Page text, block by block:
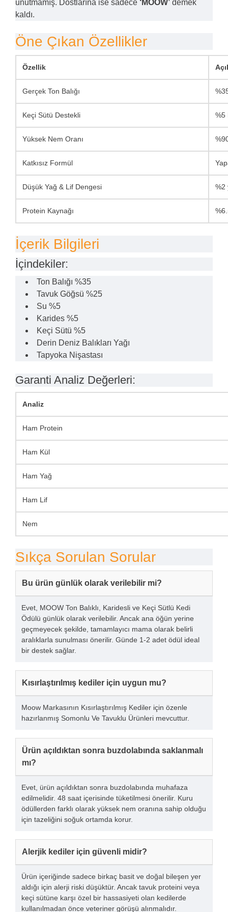
unutmamış. Dostlarına ise sadece ‘MOOW’ demek
kaldı.
Öne Çıkan Özellikler
Özellik
Gerçek Ton Balığı
Keçi Sütü Destekli %5
Yüksek Nem Oranı
Katkısız Formül
Düşük Yağ & Lif Dengesi %2
Protein Kaynağı
İçerik Bilgileri
İçindekiler:
Ton Balığı %35
Tavuk Göğsü %25
Su %5
Karides %5
Keçi Sütü %5
Derin Deniz Balıkları Yağı
Tapyoka Nişastası
Garanti Analiz Değerleri:
Analiz
Ham Protein
Ham Kül
Ham Yağ
Ham Lif
Nem
Sıkça Sorulan Sorular
Bu ürün günlük olarak verilebilir mi?
Evet, MOOW Ton Balıklı, Karidesli ve Keçi Sütlü Kedi
Ödülü günlük olarak verilebilir. Ancak ana öğün yerine
geçmeyecek şekilde, tamamlayıcı mama olarak belirli
aralıklarla sunulması önerilir. Günde 1-2 adet ödül ideal
bir destek sağlar.
Kısırlaştırılmış kediler için uygun mu?
Moow Markasının Kısırlaştırılmış Kediler için özenle
hazırlanmış Somonlu Ve Tavuklu Ürünleri mevcuttur.
Ürün açıldıktan sonra buzdolabında saklanmalı
mı?
Evet, ürün açıldıktan sonra buzdolabında muhafaza
edilmelidir. 48 saat içerisinde tüketilmesi önerilir. Kuru
ödüllerden farklı olarak yüksek nem oranına sahip olduğu
için tazeliğini soğuk ortamda korur.
Alerjik kediler için güvenli midir?
Ürün içeriğinde sadece birkaç basit ve doğal bileşen yer
aldığı için alerji riski düşüktür. Ancak tavuk proteini veya
keçi sütüne karşı özel bir hassasiyeti olan kedilerde
kullanılmadan önce veteriner görüşü alınmalıdır.